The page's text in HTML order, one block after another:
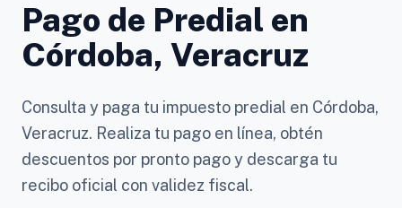
Pago de Predial en
Córdoba, Veracruz
Consulta y paga tu impuesto predial en Córdoba,
Veracruz. Realiza tu pago en línea, obtén
descuentos por pronto pago y descarga tu
recibo oficial con validez fiscal.